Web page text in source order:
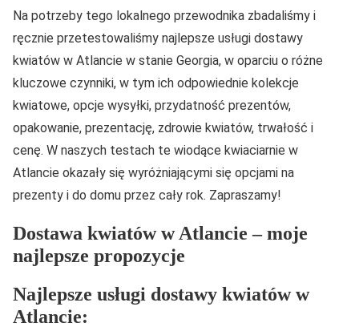
Na potrzeby tego lokalnego przewodnika zbadaliśmy i
ręcznie przetestowaliśmy najlepsze usługi dostawy
kwiatów w Atlancie w stanie Georgia, w oparciu o różne
kluczowe czynniki, w tym ich odpowiednie kolekcje
kwiatowe, opcje wysyłki, przydatność prezentów,
opakowanie, prezentację, zdrowie kwiatów, trwałość i
cenę. W naszych testach te wiodące kwiaciarnie w
Atlancie okazały się wyróżniającymi się opcjami na
prezenty i do domu przez cały rok. Zapraszamy!
Dostawa kwiatów w Atlancie – moje
najlepsze propozycje
Najlepsze usługi dostawy kwiatów w
Atlancie: